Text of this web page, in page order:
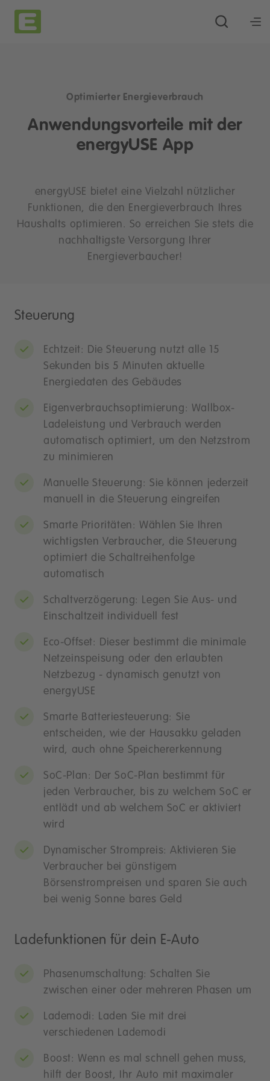
Optimierter Energieverbrauch
Anwendungsvorteile mit der
energyUSE App
energyUSE bietet eine Vielzahl nützlicher
Funktionen, die den Energieverbrauch Ihres
Haushalts optimieren. So erreichen Sie stets die
nachhaltigste Versorgung Ihrer
Energieverbaucher!
Steuerung
Echtzeit: Die Steuerung nutzt alle 15
Sekunden bis 5 Minuten aktuelle
Energiedaten des Gebäudes
Eigenverbrauchsoptimierung: Wallbox-
Ladeleistung und Verbrauch werden
automatisch optimiert, um den Netzstrom
zu minimieren
Manuelle Steuerung: Sie können jederzeit
manuell in die Steuerung eingreifen
Smarte Prioritäten: Wählen Sie Ihren
wichtigsten Verbraucher, die Steuerung
optimiert die Schaltreihenfolge
automatisch
Schaltverzögerung: Legen Sie Aus- und
Einschaltzeit individuell fest
Eco-Offset: Dieser bestimmt die minimale
Netzeinspeisung oder den erlaubten
Netzbezug - dynamisch genutzt von
energyUSE
Smarte Batteriesteuerung: Sie
entscheiden, wie der Hausakku geladen
wird, auch ohne Speichererkennung
SoC-Plan: Der SoC-Plan bestimmt für
jeden Verbraucher, bis zu welchem SoC er
entlädt und ab welchem SoC er aktiviert
wird
Dynamischer Strompreis: Aktivieren Sie
Verbraucher bei günstigem
Börsenstrompreisen und sparen Sie auch
bei wenig Sonne bares Geld
Ladefunktionen für dein E-Auto
Phasenumschaltung: Schalten Sie
zwischen einer oder mehreren Phasen um
Lademodi: Laden Sie mit drei
verschiedenen Lademodi
Boost: Wenn es mal schnell gehen muss,
hilft der Boost, Ihr Auto mit maximaler